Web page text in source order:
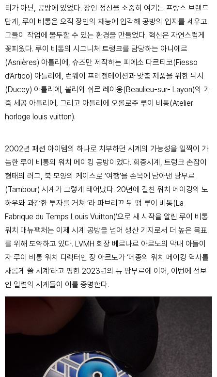
티가 아닌, 공방에 있었다. 장인 정신을 소중히 여기는 프랑스 브랜드
답게, 루이 비통은 오직 장인의 재능에 입각해 공방의 입지를 세우고
그들이 작업에 몰두할 수 있는 환경을 만들었다. 혁신은 자연스럽게
꽃피웠다. 루이 비통의 시그니처 트렁크를 담당하는 아니에르
(Asnières) 아틀리에, 슈즈만 제작하는 피에소 다르티코(Fiesso
d’Artico) 아틀리에, 런웨이 프레젠테이션과 맞춤 제품을 위한 뒤시
(Ducey) 아틀리에, 볼리외 쉬르 레이옹(Beaulieu-sur- Layon)의 가
죽 세공 아틀리에, 그리고 아틀리에 오롤로주 루이 비통(Atelier
horloge louis vuitton).
2002년 패션 아이템의 하나로 치부하던 시계의 가능성을 일찍이 가
늠한 루이 비통의 워치 메이킹 공방이었다. 회중시계, 트렁크 손잡이
형태의 러그, 북 모양의 케이스로 ‘여행’을 손목에 담아낸 땅부르
(Tambour) 시계가 그렇게 태어났다. 20년에 걸친 워치 메이킹의 노
하우와 과감한 투자를 거쳐 ‘라 파브리끄 뒤 떵 루이 비통(La
Fabrique du Temps Louis Vuitton)’으로 새 시작을 알린 루이 비통
워치 매뉴팩처는 이제 시계 공방을 넘어 생산 기지로서 더 높은 목표
를 위해 도약하고 있다. LVMH 회장 베르나르 아르노의 막내 아들이
자 루이 비통 워치 디렉터인 장 아르노가 ‘메종의 워치 메이킹 역사를
새롭게 쓸 시계’라고 평한 2023년의 뉴 땅부르에 이어, 이번에 선보
인 일련의 시계들이 이를 증명한다.